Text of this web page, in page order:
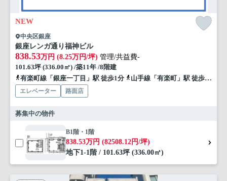
NEW
中央区銀座
銀座レンガ通り福神ビル
838.53万円 (8.25万円/坪) 管理/共益費-
101.63坪 (336.00㎡) /築11年 /8階建
有楽町線「銀座一丁目」駅 徒歩1分
山手線「有楽町」駅 徒歩4分
エレベーター 路面店
募集中の物件
B1階・1階
838.53万円 (82508.12円/坪)
地下1-1階 / 101.63坪 (336.00㎡)